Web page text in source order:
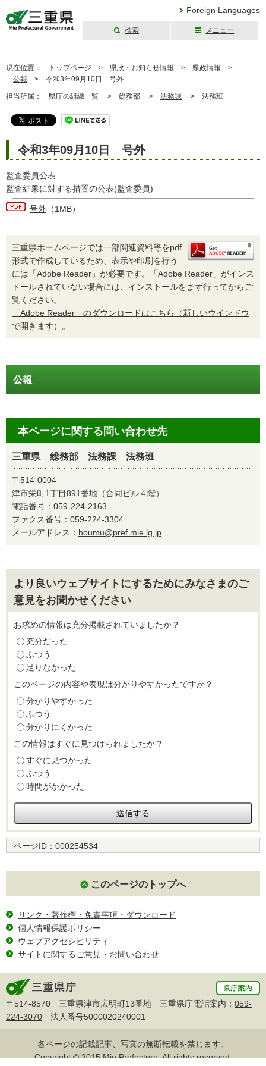
Foreign Languages
検索 メニュー
現在位置： トップページ > 県政・お知らせ情報 > 県政情報 >
公報 > 令和3年09月10日 号外
担当所属： 県庁の組織一覧 > 総務部 > 法務課 > 法務班
令和3年09月10日 号外
監査委員公表
監査結果に対する措置の公表(監査委員)
号外 （1MB）
三重県ホームページでは一部関連資料等をpdf
形式で作成しているため、表示や印刷を行う
には「Adobe Reader」が必要です。「Adobe Reader」がインス
トールされていない場合には、インストールをまず行ってからご
覧ください。
「Adobe Reader」のダウンロードはこちら（新しいウインドウ
で開きます）。
公報
本ページに関する問い合わせ先
三重県 総務部 法務課 法務班
〒514-0004
津市栄町1丁目891番地（合同ビル４階）
電話番号： 059-224-2163
ファクス番号：059-224-3304
メールアドレス： houmu@pref.mie.lg.jp
より良いウェブサイトにするためにみなさまのご
意見をお聞かせください
お求めの情報は充分掲載されていましたか？
充分だった
ふつう
足りなかった
このページの内容や表現は分かりやすかったですか？
分かりやすかった
ふつう
分かりにくかった
この情報はすぐに見つけられましたか？
すぐに見つかった
ふつう
時間がかかった
ページID： 000254534
このページのトップへ
リンク・著作権・免責事項・ダウンロード
個人情報保護ポリシー
ウェブアクセシビリティ
サイトに関するご意見・お問い合わせ
〒514-8570 三重県津市広明町13番地 三重県庁電話案内： 059-
224-3070 法人番号5000020240001
各ページの記載記事、写真の無断転載を禁じます。
Copyright © 2015 Mie Prefecture, All rights reserved.